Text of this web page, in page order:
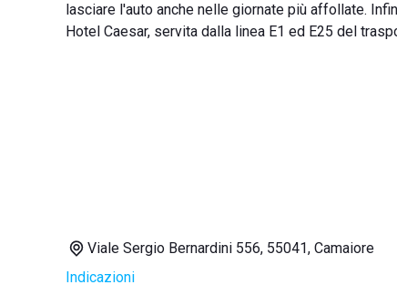
lasciare l'auto anche nelle giornate più affollate.
Hotel Caesar, servita dalla linea E1 ed E25 del
Viale Sergio Bernardini 556, 55041, Camaiore
Indicazioni